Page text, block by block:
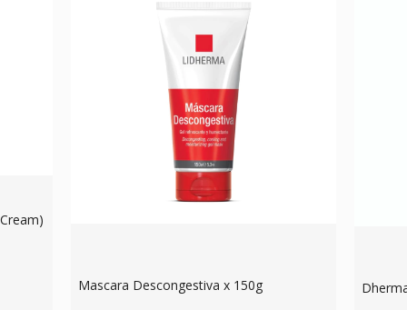
Mascara Descongestiva x 150g